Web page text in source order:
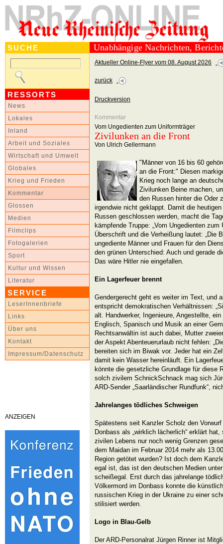
SUCHE
RESSORTS
News
Lokales
Inland
Arbeit und Soziales
Wirtschaft und Umwelt
Globales
Krieg und Frieden
Kommentar
Glossen
Medien
Filmclips
Fotogalerien
Sport
Kultur und Wissen
Literatur
SERVICE
LeserInnenbriefe
Links
Über uns
Kontakt
Impressum/Datenschutz
ANZEIGEN
Unabhängige Nachrichten,
Aktueller Online-Flyer vom 08. August 2026
zurück
Druckversion
Kommentar
Vom Ungedienten zum Uniformträger
Zivilunken an die Front
Von Ulrich Gellermann
"Männer von 16 bis 60
an die Front:" Diesen
Krieg noch lange an
Zivilunken Beine machen,
den Russen hinter die Oder
irgendwie nicht geklappt. Damit die
Russen geschlossen werden, macht die
kämpfende Truppe: „Vom Ungedienten zum
Überschrift und die Verheißung lautet: „Die
ungediente Männer und Frauen für den
den grünen Unterschied: Auch und gerade
Das wäre Hitler nie eingefallen.
Ein Lagerfeuer brennt
Gendergerecht geht es weiter im Text, und
entspricht demokratischen Verhältnissen:
alt. Handwerker, Ingenieure, Angestellte,
Englisch, Spanisch und Musik an einer
Rechtsanwältin ist auch dabei, Mutter
der Aspekt Abenteuerurlaub nicht fehlen:
bereiten sich im Biwak vor. Jeder hat ein
damit kein Wasser hereinläuft. Ein
könnte die gesetzliche Grundlage für diese
solch zivilem SchnickSchnack mag sich
ARD-Sender „Saarländischer Rundfunk“,
Jahrelanges tödliches Schweigen
Spätestens seit Kanzler Scholz den
Donbass als „wirklich lächerlich“ erklärt
zivilen Lebens nur noch wenig Grenzen
dem Maidan im Februar 2014 mehr als
Region getötet wurden? Ist doch dem
egal ist, das ist den deutschen Medien
scheißegal. Erst durch das jahrelange
Völkermord im Donbass konnte die
russischen Krieg in der Ukraine zu einer
stilisiert werden.
Logo in Blau-Gelb
Der ARD-Personalrat Jürgen Rinner ist